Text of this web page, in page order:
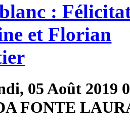
:
et Florian
05 Août 2019
FONTE